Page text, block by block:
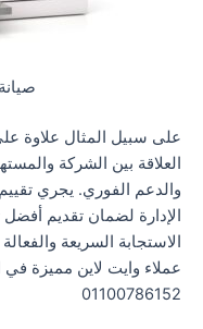
على سبيل المثال علاوة
العلاقة بين الشركة
والدعم الفوري. يجري
الإدارة لضمان تقديم
الاستجابة السريعة
عملاء وايت لاين مميزة
01100786152